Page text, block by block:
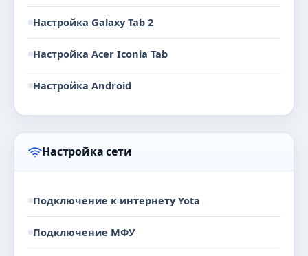
Настройка Galaxy Tab 2
Настройка Acer Iconia Tab
Настройка Android
Настройка сети
Подключение к интернету Yota
Подключение МФУ